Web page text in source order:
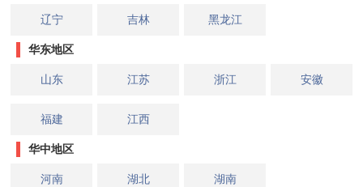
辽宁 吉林 黑龙江
华东地区
山东 江苏 浙江 安徽
福建 江西
华中地区
河南 湖北 湖南